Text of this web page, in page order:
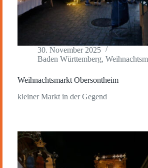
30. November 2025
Baden Württemberg,
Weihnachtsmarkt Obersontheim
kleiner Markt in der Gegend